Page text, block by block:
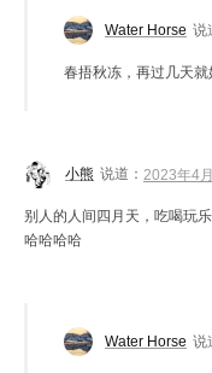
Water Horse 说
春捂秋冻，再过几天就
小熊 说道： 2023年4
别人的人间四月天，吃喝玩
哈哈哈哈
Water Horse 说